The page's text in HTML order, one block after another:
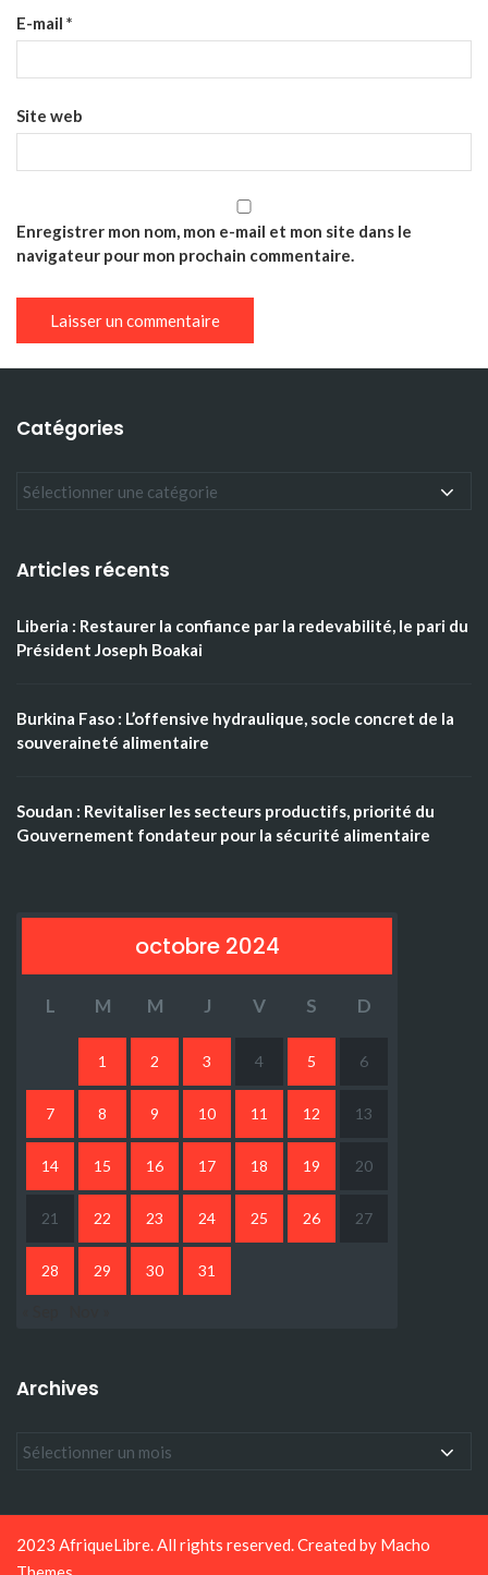
E-mail *
Site web
Enregistrer mon nom, mon e-mail et mon site dans le
navigateur pour mon prochain commentaire.
Catégories
Articles récents
Liberia : Restaurer la confiance par la redevabilité, le pari du
Président Joseph Boakai
Burkina Faso : L’offensive hydraulique, socle concret de la
souveraineté alimentaire
Soudan : Revitaliser les secteurs productifs, priorité du
Gouvernement fondateur pour la sécurité alimentaire
octobre 2024
L M M J V S D
1 2 3 4 5 6
7 8 9 10 11 12 13
14 15 16 17 18 19 20
21 22 23 24 25 26 27
28 29 30 31
Archives
2023 AfriqueLibre. All rights reserved. Created by Macho